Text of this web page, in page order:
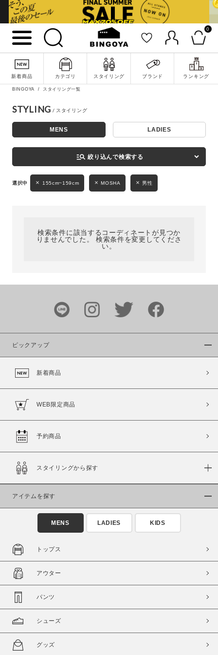
0
新着商品 カテゴリ スタイリング ブランド ランキング
詳細検索
カラー
価格
～
商品タイプ
通常商品 予約商品
在庫
在庫あり 在庫なし含む
BINGOYA スタイリング一覧
STYLING
MENS LADIES
manage_search 絞り込んで検索する
155cm~159cm MOSHA 男性
検索条件に該当するコーディネートが見つか
りませんでした。 検索条件を変更してくださ
い。
ピックアップ
新着商品
WEB限定商品
予約商品
スタイリングから探す
アイテムを探す
MENS LADIES KIDS
トップス
アウター
パンツ
シューズ
グッズ